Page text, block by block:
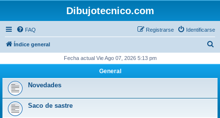
Dibujotecnico.com
FAQ Identificarse
Registrarse
Índice general
c
Fecha actual Vie Ago 07, 2026 5:13 pm
General
Novedades
Saco de sastre